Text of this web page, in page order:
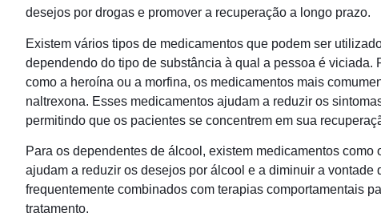
desejos por drogas e promover a recuperação a longo prazo.
Existem vários tipos de medicamentos que podem ser
dependendo do tipo de substância à qual a pessoa é viciada.
como a heroína ou a morfina, os medicamentos mais
naltrexona. Esses medicamentos ajudam a reduzir os
permitindo que os pacientes se concentrem em sua
Para os dependentes de álcool, existem medicamentos
ajudam a reduzir os desejos por álcool e a diminuir a vontade
frequentemente combinados com terapias comportamentais
tratamento.